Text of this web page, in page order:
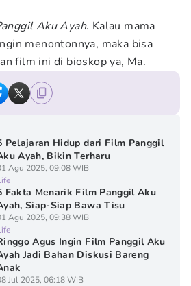
Aku Ayah. Kalau mama
menontonnya, maka bisa
film ini di bioskop ya, Ma.
Pelajaran Hidup dari Film Panggil
Ayah, Bikin Terharu
Agu 2025, 09:08 WIB
Fakta Menarik Film Panggil Aku
Siap-Siap Bawa Tisu
Agu 2025, 09:38 WIB
Agus Ingin Film Panggil Aku
Jadi Bahan Diskusi Bareng
Jul 2025, 06:18 WIB